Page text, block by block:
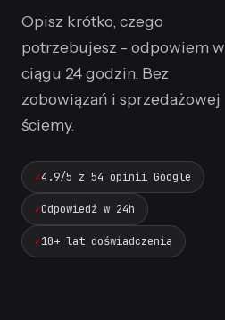
Opisz krótko, czego
potrzebujesz - odpowiem w
ciągu 24 godzin. Bez
zobowiązań i sprzedażowej
ściemy.
4.9/5 z 54 opinii Google
Odpowiedź w 24h
10+ lat doświadczenia